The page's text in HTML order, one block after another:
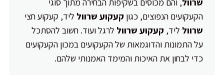
הקעקועים הנפוצים, כגון קעקוע שרוול ליד, קעקוע חצי
שרוול ליד, קעקוע שרוול לרגל ועוד. חשוב להסתכל
על התמונות והדוגמאות של הקעקועים במכון הקעקועים
כדי לבחון את האיכות והמימד האמנותי שלהם.